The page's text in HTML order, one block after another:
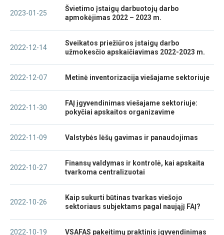
2023-01-25
Švietimo įstaigų darbuotojų darbo
apmokėjimas 2022 – 2023 m.
2022-12-14
Sveikatos priežiūros įstaigų darbo
užmokesčio apskaičiavimas 2022-2023 m.
2022-12-07 Metinė inventorizacija viešajame sektoriuje
2022-11-30
FAĮ įgyvendinimas viešajame sektoriuje:
pokyčiai apskaitos organizavime
2022-11-09 Valstybės lėšų gavimas ir panaudojimas
2022-10-27
Finansų valdymas ir kontrolė, kai apskaita
tvarkoma centralizuotai
2022-10-26
Kaip sukurti būtinas tvarkas viešojo
sektoriaus subjektams pagal naująjį FAĮ?
2022-10-19 VSAFAS pakeitimų praktinis įgyvendinimas